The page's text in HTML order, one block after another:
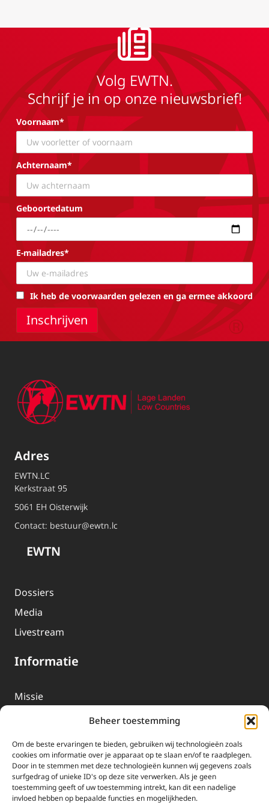
Beheer toestemming
Om de beste ervaringen te bieden, gebruiken wij technologieën zoals
cookies om informatie over je apparaat op te slaan en/of te raadplegen.
Door in te stemmen met deze technologieën kunnen wij gegevens zoals
surfgedrag of unieke ID's op deze site verwerken. Als je geen
toestemming geeft of uw toestemming intrekt, kan dit een nadelige
invloed hebben op bepaalde functies en mogelijkheden.
Volg EWTN.
Schrijf je in op onze nieuwsbrief!
Voornaam*
Achternaam*
Geboortedatum
E-mailadres*
Ik heb de voorwaarden gelezen en ga ermee akkoord
Adres
EWTN.LC
Kerkstraat 95
5061 EH Oisterwijk
Contact: bestuur@ewtn.lc
EWTN
Dossiers
Media
Livestream
Informatie
Missie
EWTN-Team
Organisatiegegevens
Doneren